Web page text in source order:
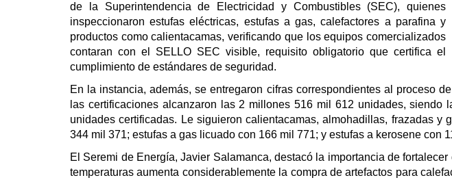
de la Superintendencia de Electricidad y Combustibles (SEC), quienes
inspeccionaron estufas eléctricas, estufas a gas, calefactores a parafina y
productos como calientacamas, verificando que los equipos comercializados
contaran con el SELLO SEC visible, requisito obligatorio que certifica el
cumplimiento de estándares de seguridad.
En la instancia, además, se entregaron cifras correspondientes al proceso
las certificaciones alcanzaron las 2 millones 516 mil 612 unidades,
unidades certificadas. Le siguieron calientacamas, almohadillas, frazadas
344 mil 371; estufas a gas licuado con 166 mil 771; y estufas a kerosene con
El Seremi de Energía, Javier Salamanca, destacó la importancia de
temperaturas aumenta considerablemente la compra de artefactos para